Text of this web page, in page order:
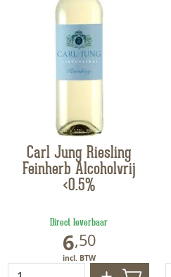
Carl Jung Riesling
Feinherb Alcoholvrij
<0.5%
6,50
Direct leverbaar